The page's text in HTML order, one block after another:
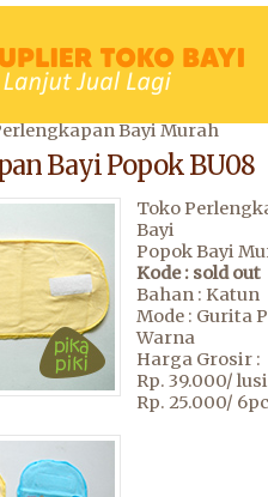
Bayi Murah
Bayi Popok BU08
Toko
Bayi
Popok Bayi
Kode : sold out
Bahan : Katun
Mode : Gurita
Warna
Harga Grosir :
Rp. 39.000/
Rp. 25.000/